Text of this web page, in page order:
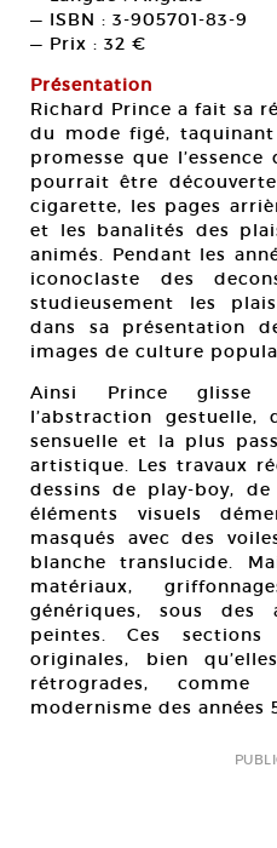
— ISBN : 3-905701-83-9
— Prix : 32 €
Présentation
Richard Prince a fait sa
du mode figé,
promesse que
pourrait être
cigarette, les pages
et les banalités des
animés. Pendant les
iconoclaste des
studieusement les
dans sa présentation
images de culture
Ainsi Prince glisse
l’abstraction
sensuelle et la plus
artistique. Les travaux
dessins de play-boy,
éléments visuels
masqués avec des
blanche translucide.
matériaux,
génériques, sous des
peintes. Ces
originales, bien
rétrogrades,
modernisme des années